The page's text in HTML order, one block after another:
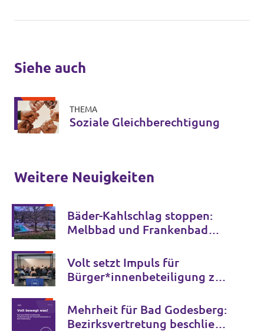
Siehe auch
THEMA
Soziale Gleich­berechtigung
Weitere Neuigkeiten
Bäder-Kahlschlag stoppen:
Melbbad und Frankenbad
Volt setzt Impuls für
Bürger*innenbeteiligung zur
Mehrheit für Bad Godesberg:
Bezirksvertretung beschließt